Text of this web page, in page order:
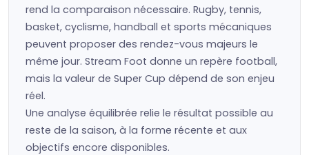
rend la comparaison nécessaire. Rugby, tennis,
basket, cyclisme, handball et sports mécaniques
peuvent proposer des rendez-vous majeurs le
même jour. Stream Foot donne un repère football,
mais la valeur de Super Cup dépend de son enjeu
réel.
Une analyse équilibrée relie le résultat possible au
reste de la saison, à la forme récente et aux
objectifs encore disponibles.